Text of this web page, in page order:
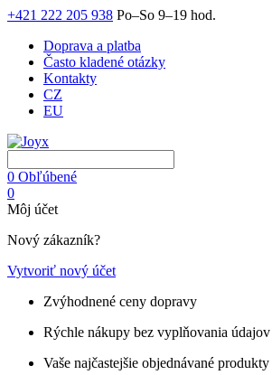
+421 222 205 938 Po–So 9–19 hod.
Doprava a platba
Často kladené otázky
Kontakty
CZ
EU
0 Obľúbené
0
Môj účet
Nový zákazník?
Vytvoriť nový účet
Zvýhodnené ceny dopravy
Rýchle nákupy bez vyplňovania údajov
Vaše najčastejšie objednávané produkty